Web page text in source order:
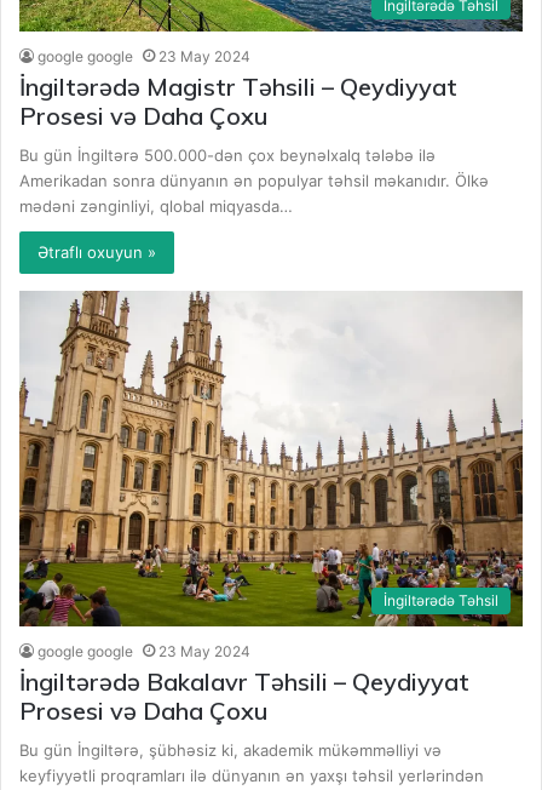
İngiltərədə Təhsil
google google 23 May 2024
İngiltərədə Magistr Təhsili – Qeydiyyat
Prosesi və Daha Çoxu
Bu gün İngiltərə 500.000-dən çox beynəlxalq tələbə ilə
Amerikadan sonra dünyanın ən populyar təhsil məkanıdır. Ölkə
mədəni zənginliyi, qlobal miqyasda…
Ətraflı oxuyun »
İngiltərədə Təhsil
google google 23 May 2024
İngiltərədə Bakalavr Təhsili – Qeydiyyat
Prosesi və Daha Çoxu
Bu gün İngiltərə, şübhəsiz ki, akademik mükəmməlliyi və
keyfiyyətli proqramları ilə dünyanın ən yaxşı təhsil yerlərindən